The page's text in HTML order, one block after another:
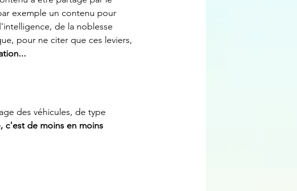
exemple un contenu pour
de la noblesse
pour ne citer que ces leviers,
des véhicules, de type
c'est de moins en moins